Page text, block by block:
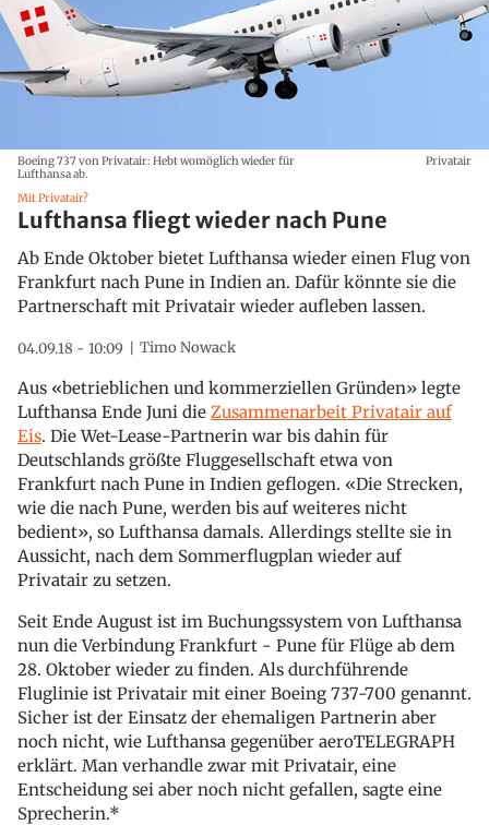
Boeing 737 von Privatair: Hebt womöglich wieder für
Lufthansa ab.
Privatair
Mit Privatair?
Lufthansa fliegt wieder nach Pune
Ab Ende Oktober bietet Lufthansa wieder einen Flug von
Frankfurt nach Pune in Indien an. Dafür könnte sie die
Partnerschaft mit Privatair wieder aufleben lassen.
04.09.18 - 10:09 Timo Nowack
Aus «betrieblichen und kommerziellen Gründen» legte
Lufthansa Ende Juni die Zusammenarbeit Privatair auf
Eis. Die Wet-Lease-Partnerin war bis dahin für
Deutschlands größte Fluggesellschaft etwa von
Frankfurt nach Pune in Indien geflogen. «Die Strecken,
wie die nach Pune, werden bis auf weiteres nicht
bedient», so Lufthansa damals. Allerdings stellte sie in
Aussicht, nach dem Sommerflugplan wieder auf
Privatair zu setzen.
Seit Ende August ist im Buchungssystem von Lufthansa
nun die Verbindung Frankfurt - Pune für Flüge ab dem
28. Oktober wieder zu finden. Als durchführende
Fluglinie ist Privatair mit einer Boeing 737-700 genannt.
Sicher ist der Einsatz der ehemaligen Partnerin aber
noch nicht, wie Lufthansa gegenüber aeroTELEGRAPH
erklärt. Man verhandle zwar mit Privatair, eine
Entscheidung sei aber noch nicht gefallen, sagte eine
Sprecherin.*